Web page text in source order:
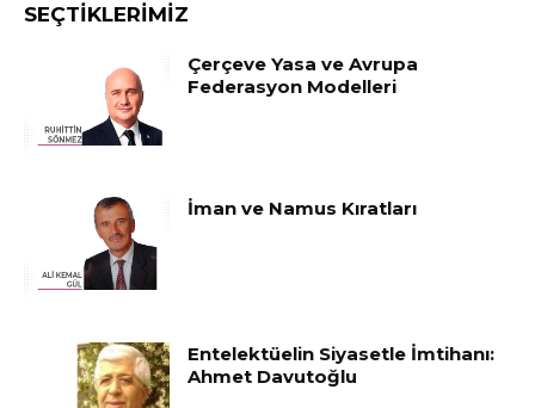
SEÇTIKLERIMIZ
Çerçeve Yasa ve Avrupa
Federasyon Modelleri
İman ve Namus Kıratları
Entelektüelin Siyasetle İmtihanı:
Ahmet Davutoğlu